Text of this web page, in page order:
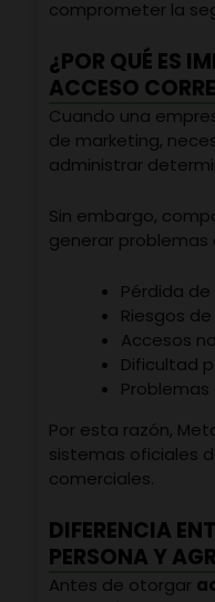
comprometer la
¿POR QUÉ ES
ACCESO
Cuando una
de marketing,
administrar
Sin embargo,
generar problemas
Pérdida
Riesgos
Accesos
Dificultad
Por esta razón,
sistemas oficiales
comerciales.
DIFERENCIA
PERSONA Y
Antes de otorgar